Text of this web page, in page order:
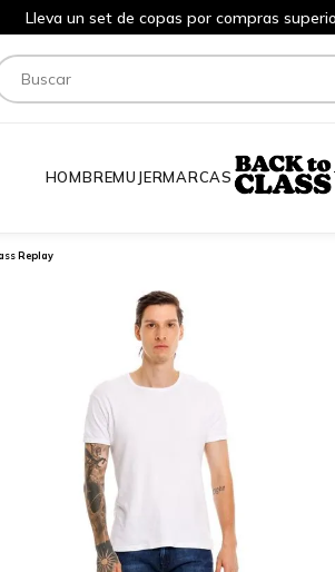
Lleva un set de copas por compras
HOMBREMUJERMARCAS
Replay